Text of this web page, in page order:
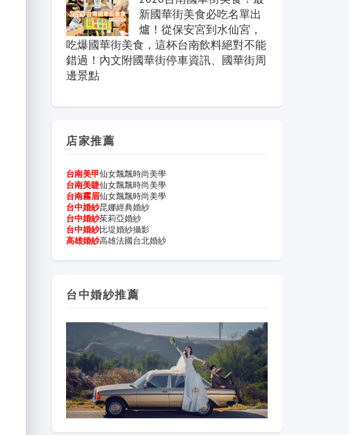
新國華街美食必吃名單出
爐！從保安宮到水仙宮，
吃爆國華街美食，這杯台南飲料絕對不能
錯過！內文附國華街停車資訊、國華街周
邊景點
店家推薦
台南美甲仙女飄飄時尚美學
台南美睫仙女飄飄時尚美學
台南霧眉仙女飄飄時尚美學
台中婚紗昆娜經典婚紗
台中婚紗茱莉亞婚紗
台中婚紗比堤婚紗攝影
高雄婚紗高雄法國台北婚紗
台中婚紗推薦